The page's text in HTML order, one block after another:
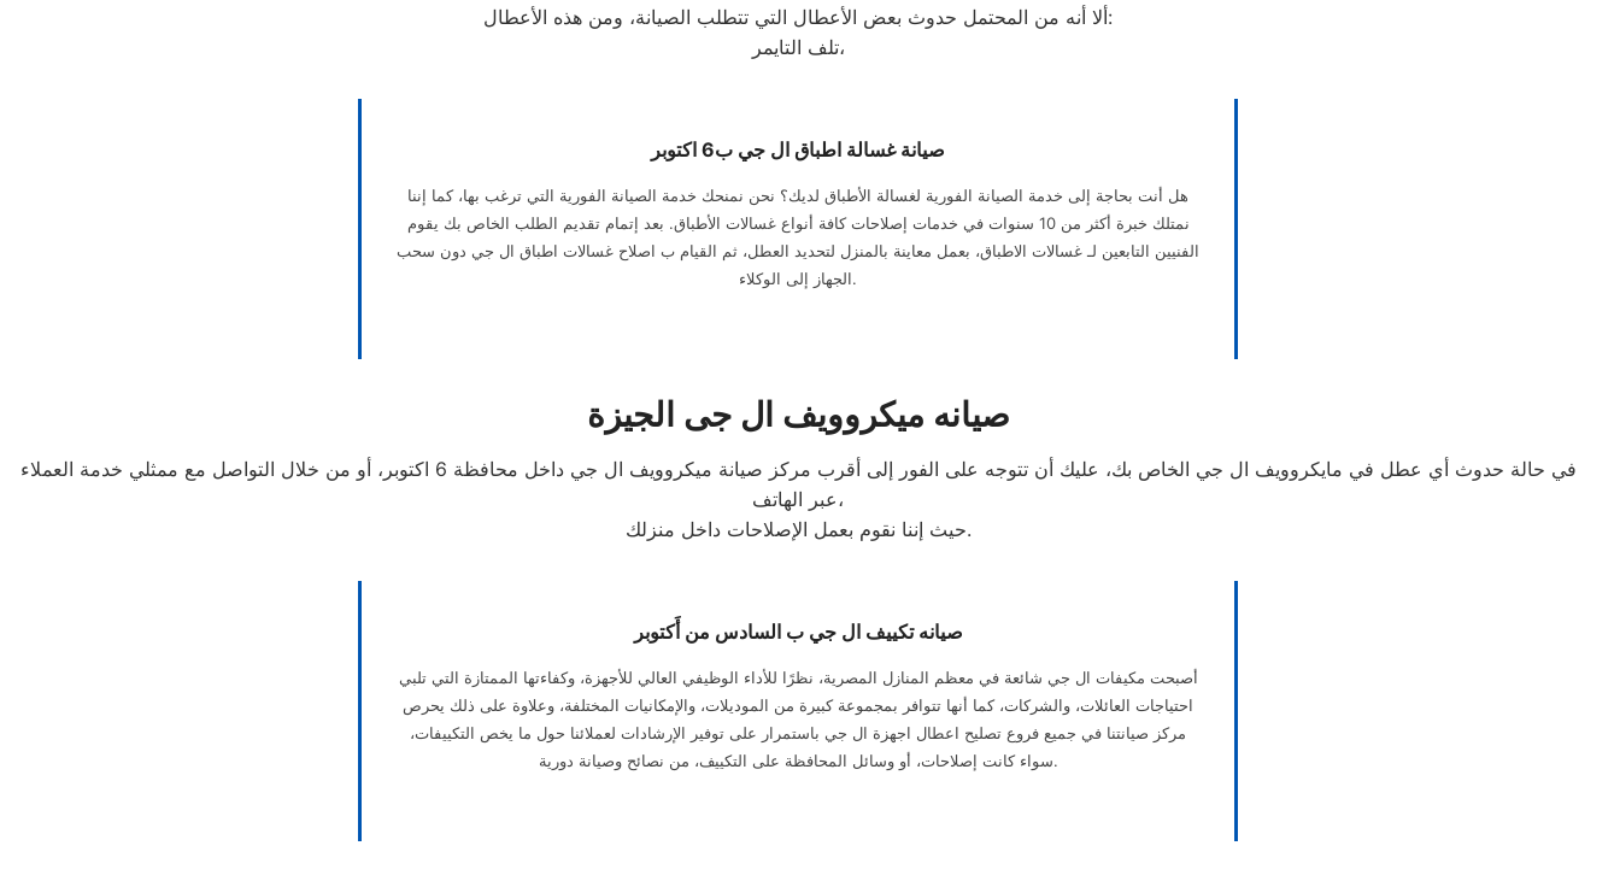
ألا أنه من المحتمل حدوث بعض الأعطال التي تتطلب الصيانة، ومن هذه الأعطال:
تلف التايمر،
صيانة غسالة اطباق ال جي ب6 اكتوبر
هل أنت بحاجة إلى خدمة الصيانة الفورية لغسالة الأطباق لديك؟ نحن نمنحك خدمة الصيانة الفورية التي ترغب بها، كما إننا
نمتلك خبرة أكثر من 10 سنوات في خدمات إصلاحات كافة أنواع غسالات الأطباق. بعد إتمام تقديم الطلب الخاص بك يقوم
الفنيين التابعين لـ غسالات الاطباق، بعمل معاينة بالمنزل لتحديد العطل، ثم القيام ب اصلاح غسالات اطباق ال جي دون سحب
الجهاز إلى الوكلاء.
صيانه ميكروويف ال جى الجيزة
في حالة حدوث أي عطل في مايكروويف ال جي الخاص بك، عليك أن تتوجه على الفور إلى أقرب مركز صيانة ميكروويف ال جي داخل محافظة 6 اكتوبر، أو من خلال التواصل مع ممثلي خدمة العملاء
عبر الهاتف،
حيث إننا نقوم بعمل الإصلاحات داخل منزلك.
صيانه تكييف ال جي ب السادس من أَكتوبر
أصبحت مكيفات ال جي شائعة في معظم المنازل المصرية، نظرًا للأداء الوظيفي العالي للأجهزة، وكفاءتها الممتازة التي تلبي
احتياجات العائلات، والشركات، كما أنها تتوافر بمجموعة كبيرة من الموديلات، والإمكانيات المختلفة، وعلاوة على ذلك يحرص
مركز صيانتنا في جميع فروع تصليح اعطال اجهزة ال جي باستمرار على توفير الإرشادات لعملائنا حول ما يخص التكييفات،
سواء كانت إصلاحات، أو وسائل المحافظة على التكييف، من نصائح وصيانة دورية.